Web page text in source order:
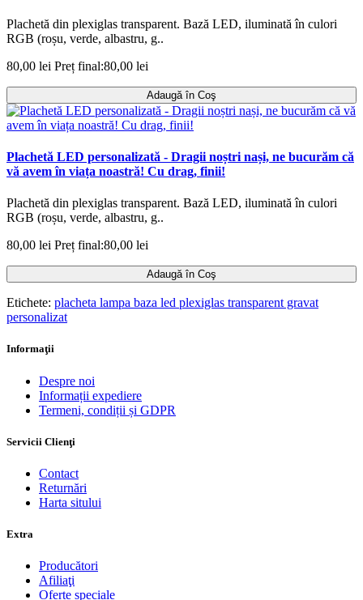
Plachetă din plexiglas transparent. Bază LED, iluminată în culori
RGB (roșu, verde, albastru, g..
80,00 lei Preț final:80,00 lei
Adaugă în Coş
Plachetă LED personalizată - Dragii noștri nași, ne bucurăm că
vă avem în viața noastră! Cu drag, finii!
Plachetă din plexiglas transparent. Bază LED, iluminată în culori
RGB (roșu, verde, albastru, g..
80,00 lei Preț final:80,00 lei
Adaugă în Coş
Etichete: placheta lampa baza led plexiglas transparent gravat
personalizat
Informaţii
Despre noi
Informații expediere
Termeni, condiții și GDPR
Servicii Clienţi
Contact
Returnări
Harta sitului
Extra
Producători
Afiliaţi
Oferte speciale